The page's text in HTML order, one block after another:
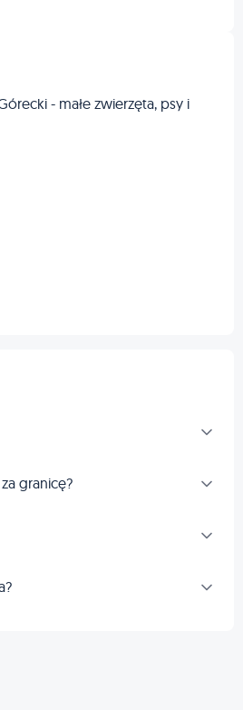
- małe zwierzęta, psy i
granicę?